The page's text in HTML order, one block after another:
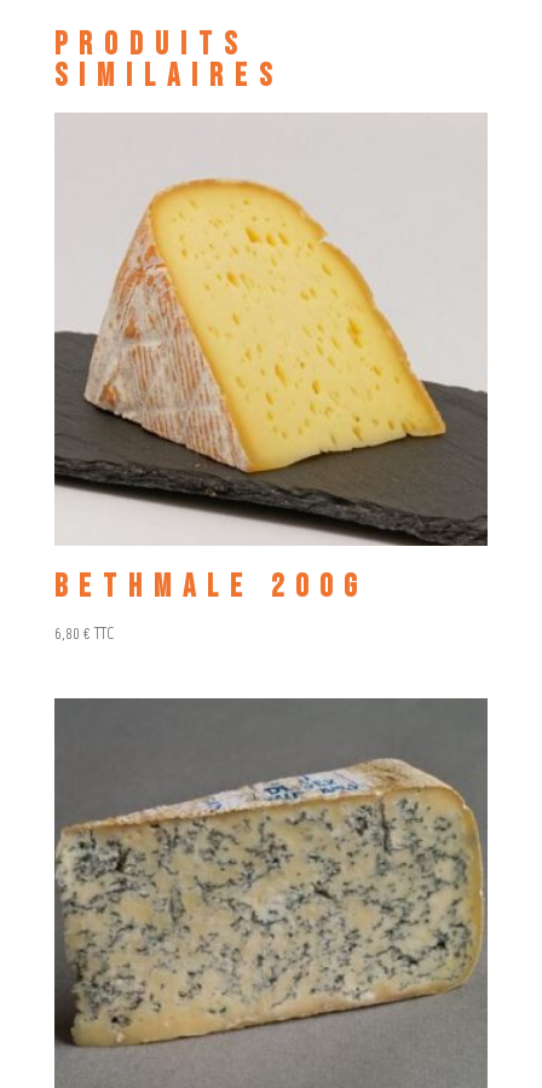
Produits
similaires
Bethmale 200g
6,80 € TTC